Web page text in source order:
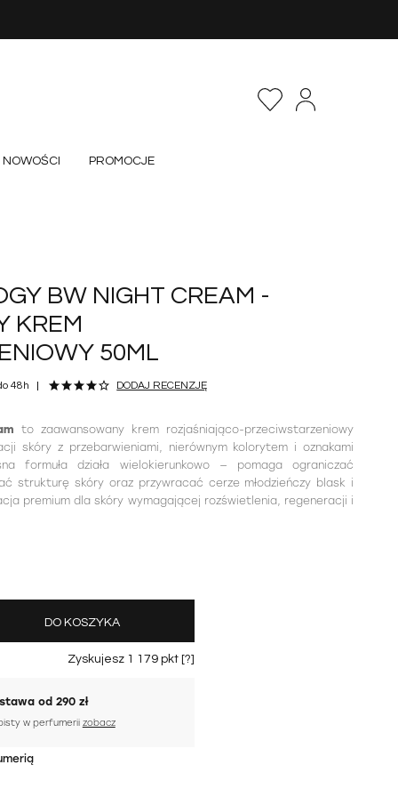
NOWOŚCI PROMOCJE
BW NIGHT CREAM -
KREM
50ML
48h DODAJ RECENZJĘ
to zaawansowany krem rozjaśniająco-przeciwstarzeniowy
skóry z przebarwieniami, nierównym kolorytem i oznakami
formuła działa wielokierunkowo — pomaga ograniczać
strukturę skóry oraz przywracać cerze młodzieńczy blask i
premium dla skóry wymagającej rozświetlenia, regeneracji i
DO KOSZYKA
Zyskujesz 1 179 pkt [?]
od 290 zł
w perfumerii zobacz